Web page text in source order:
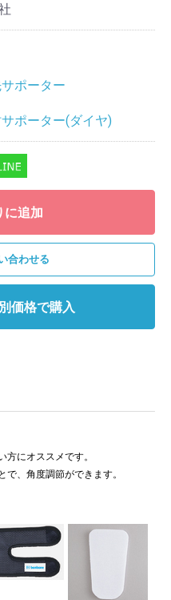
ポーター
ポーター(ダイヤ)
に追加
合わせる
価格で購入
にオススメです。
、角度調節ができます。